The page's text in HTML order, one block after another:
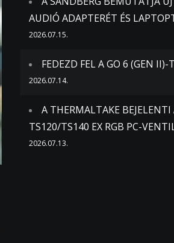
AUDIÓ ADAPTERÉT ÉS
2026.07.15.
FEDEZD FEL A GO 6 (GEN II)-T
2026.07.14.
A THERMALTAKE BEJELENTI
TS120/TS140 EX RGB PC-
2026.07.13.